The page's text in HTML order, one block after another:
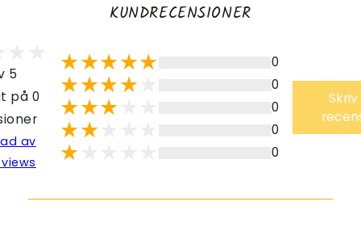
KUNDRECENSIONER
5
på 0
av
0
0
0
0
0